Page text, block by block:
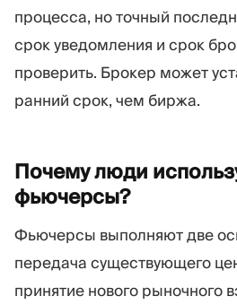
процесса, но точный
срок уведомления и срок
проверить. Брокер может
ранний срок, чем биржа.
Почему люди
фьючерсы?
Фьючерсы выполняют две
передача существующего
принятие нового рыночного